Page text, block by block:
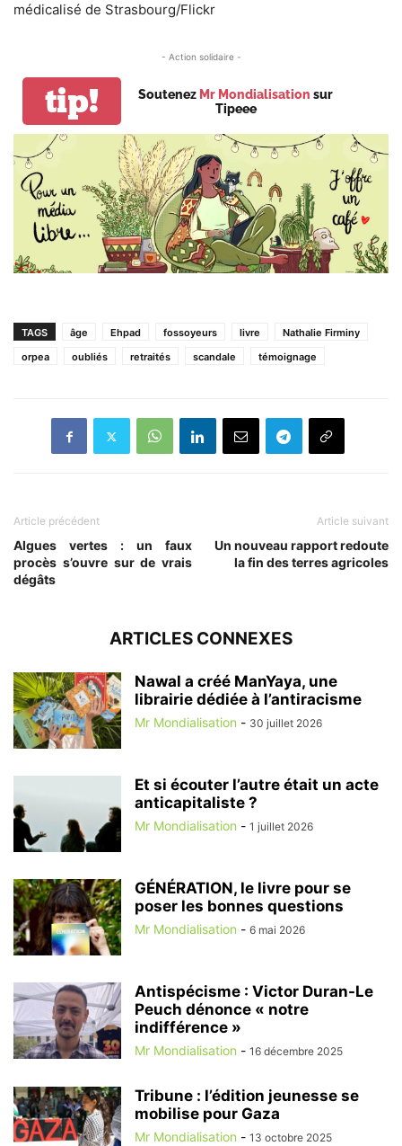
médicalisé de Strasbourg/Flickr
- Action solidaire -
tip! Soutenez Mr Mondialisation sur
Tipeee
TAGS âge Ehpad fossoyeurs livre
Nathalie Firminy
orpea
oubliés retraités scandale témoignage
Article précédent
Algues vertes : un faux
procès s’ouvre sur de vrais
dégâts
Article suivant
Un nouveau rapport redoute
la fin des terres agricoles
ARTICLES CONNEXES
Nawal a créé ManYaya, une
librairie dédiée à l’antiracisme
Mr Mondialisation - 30 juillet 2026
Et si écouter l’autre était un acte
anticapitaliste ?
Mr Mondialisation - 1 juillet 2026
GÉNÉRATION, le livre pour se
poser les bonnes questions
Mr Mondialisation - 6 mai 2026
Antispécisme : Victor Duran-Le
Peuch dénonce « notre
indifférence »
Mr Mondialisation - 16 décembre 2025
Tribune : l’édition jeunesse se
mobilise pour Gaza
Mr Mondialisation - 13 octobre 2025